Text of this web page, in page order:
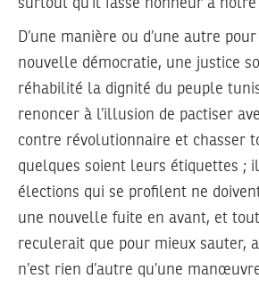
surtout qu’il fasse honneur à notre
D’une manière ou d’une autre
nouvelle démocratie, une justice
réhabilité la dignité du peuple
renoncer à l’illusion de pactiser
contre révolutionnaire et chasser
quelques soient leurs étiquettes ;
élections qui se profilent ne
une nouvelle fuite en avant, et
reculerait que pour mieux sauter,
n’est rien d’autre qu’une